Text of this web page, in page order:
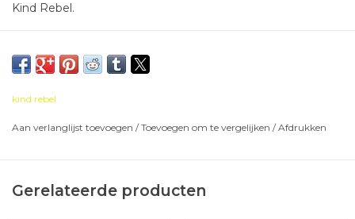
Kind Rebel.
kind rebel
Aan verlanglijst toevoegen /Toevoegen om te vergelijken /Afdrukken
Gerelateerde producten